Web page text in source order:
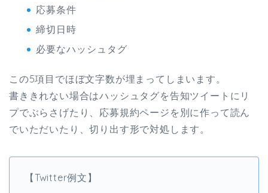
応募条件
締切日時
必要なハッシュタグ
この5項目でほぼ文字数が埋まってしまいます。
書ききれない場合はハッシュタグを告知ツイートにリ
プでぶらさげたり、応募規約ページを別に作って読ん
でいただいたり、切り出す形で対処します。
【Twitter例文】